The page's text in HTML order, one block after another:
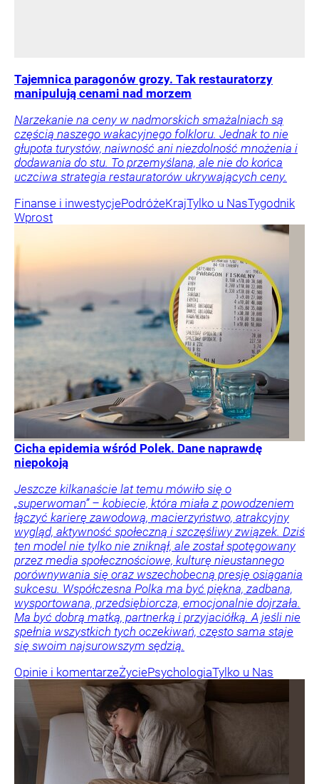
Tajemnica paragonów grozy. Tak restauratorzy
manipulują cenami nad morzem
Narzekanie na ceny w nadmorskich smażalniach są
częścią naszego wakacyjnego folkloru. Jednak to nie
głupota turystów, naiwność ani niezdolność mnożenia i
dodawania do stu. To przemyślana, ale nie do końca
uczciwa strategia restauratorów ukrywających ceny.
Finanse i inwestycjePodróżeKrajTylko u NasTygodnik
Wprost
Cicha epidemia wśród Polek. Dane naprawdę
niepokoją
Jeszcze kilkanaście lat temu mówiło się o
„superwoman” – kobiecie, która miała z powodzeniem
łączyć karierę zawodową, macierzyństwo, atrakcyjny
wygląd, aktywność społeczną i szczęśliwy związek. Dziś
ten model nie tylko nie zniknął, ale został spotęgowany
przez media społecznościowe, kulturę nieustannego
porównywania się oraz wszechobecną presję osiągania
sukcesu. Współczesna Polka ma być piękna, zadbana,
wysportowana, przedsiębiorcza, emocjonalnie dojrzała.
Ma być dobrą matką, partnerką i przyjaciółką. A jeśli nie
spełnia wszystkich tych oczekiwań, często sama staje
się swoim najsurowszym sędzią.
Opinie i komentarzeŻyciePsychologiaTylko u Nas